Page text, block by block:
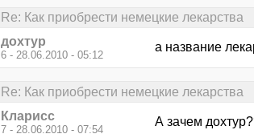
Re: Как приобрести немецкие лекарства
дохтур
6 - 28.06.2010 - 05:12
а название
Re: Как приобрести немецкие лекарства
Кларисс
7 - 28.06.2010 - 07:54
А зачем